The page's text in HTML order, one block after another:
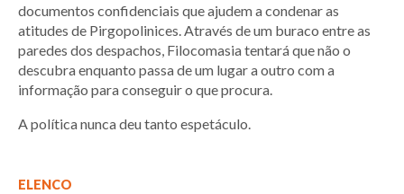
documentos confidenciais que ajudem a condenar as
atitudes de Pirgopolinices. Através de um buraco entre as
paredes dos despachos, Filocomasia tentará que não o
descubra enquanto passa de um lugar a outro com a
informação para conseguir o que procura.
A política nunca deu tanto espetáculo.
ELENCO